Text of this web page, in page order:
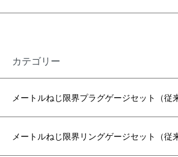
カテゴリー
メートルねじ限界プラグゲージセット （従
メートルねじ限界リングゲージセット （従